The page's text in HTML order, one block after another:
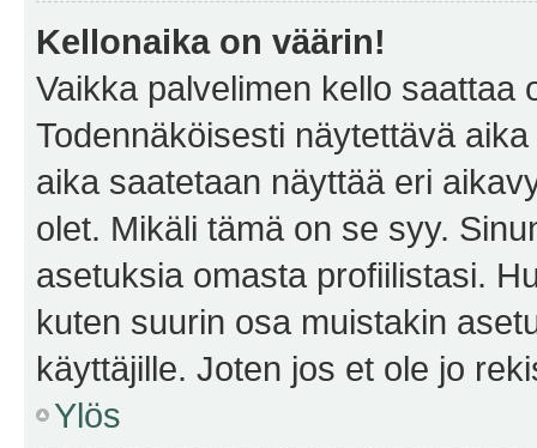
Kellonaika on väärin!
Vaikka palvelimen kello saattaa
Todennäköisesti näytettävä
aika saatetaan näyttää eri
olet. Mikäli tämä on se syy.
asetuksia omasta profiilistasi.
kuten suurin osa muistakin
käyttäjille. Joten jos et ole jo
Ylös